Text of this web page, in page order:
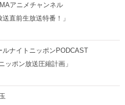
アニメチャンネル
直前生放送特番！」
ルナイトニッポンPODCAST
ッポン放送圧縮計画」